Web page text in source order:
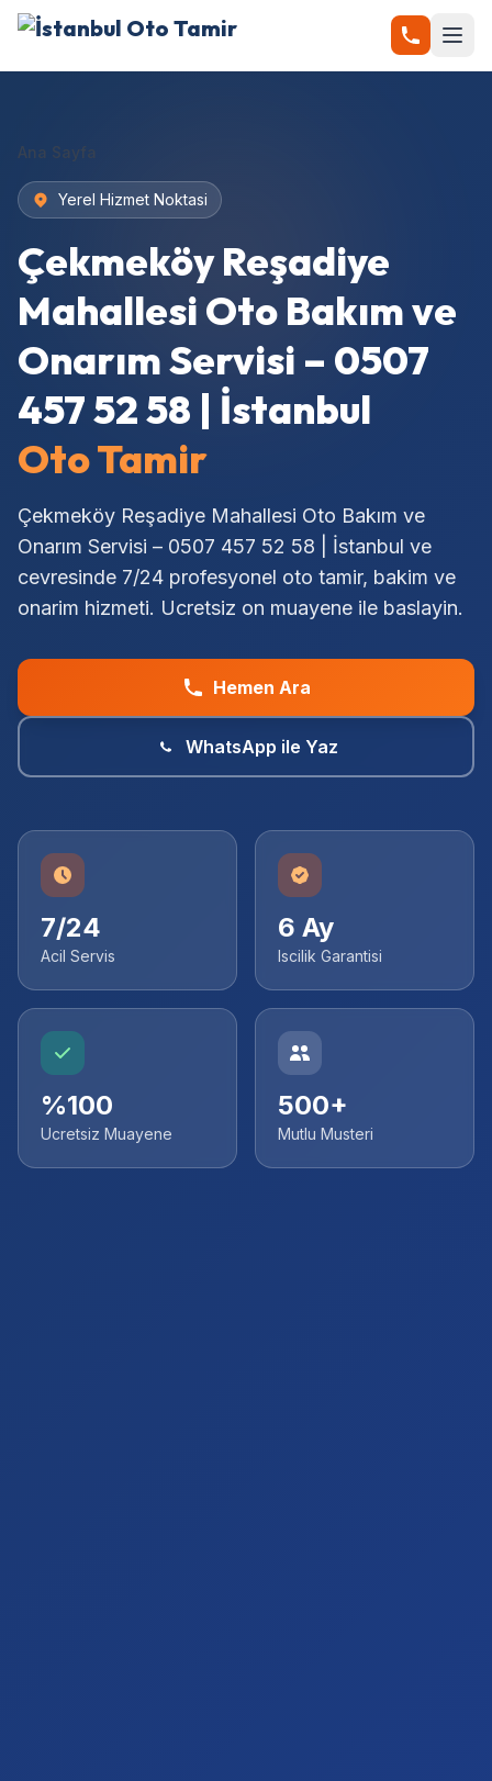
Ana Sayfa
Yerel Hizmet Noktasi
Çekmeköy Reşadiye
Mahallesi Oto Bakım ve
Onarım Servisi – 0507
457 52 58 | İstanbul
Oto Tamir
Çekmeköy Reşadiye Mahallesi Oto Bakım ve
Onarım Servisi – 0507 457 52 58 | İstanbul ve
cevresinde 7/24 profesyonel oto tamir, bakim ve
onarim hizmeti. Ucretsiz on muayene ile baslayin.
Hemen Ara
WhatsApp ile Yaz
7/24
Acil Servis
6 Ay
Iscilik Garantisi
%100
Ucretsiz Muayene
500+
Mutlu Musteri